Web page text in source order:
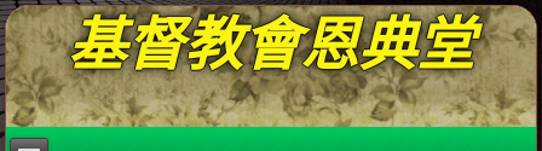
基督教會恩典堂